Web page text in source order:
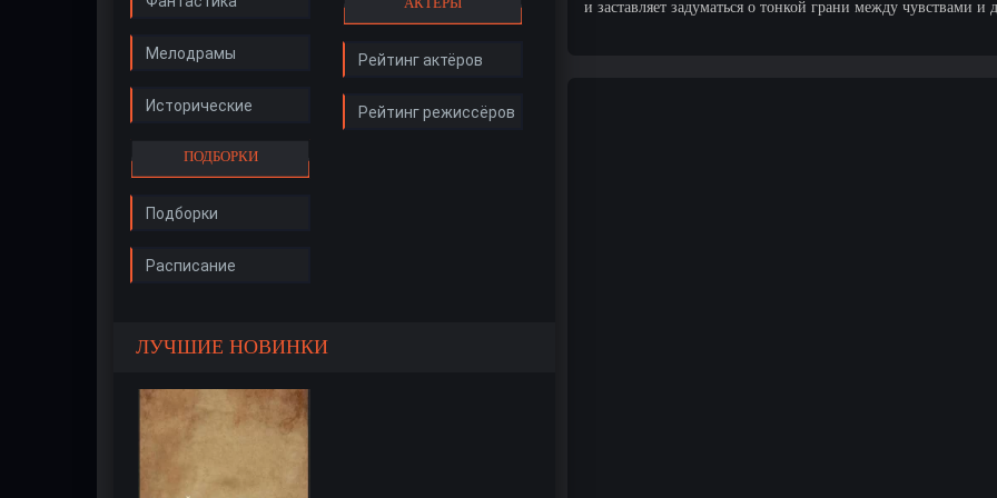
Мелодрамы
Исторические
ПОДБОРКИ
Подборки
Расписание
Рейтинг актёров
Рейтинг режиссёров
ЛУЧШИЕ НОВИНКИ
и заставляет задуматься о тонкой грани между чувствами и